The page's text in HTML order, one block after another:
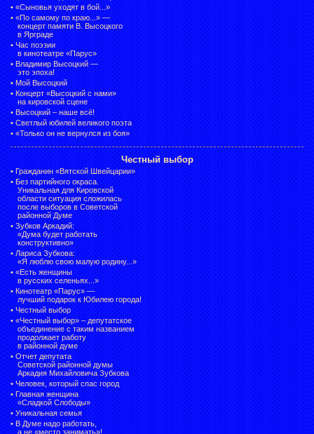
• «Сыновья уходят в бой...»
• «По самому по краю...» —
концерт памяти В. Высоцкого
в Ярграде
• Час поэзии
в кинотеатре «Парус»
• Владимир Высоцкий —
это эпоха!
• Мой Высоцкий
• Концерт «Высоцкий с нами»
на кировской сцене
• Высоцкий – наше всё!
• Светлый юбилей великого поэта
• «Только он не вернулся из боя»
Честный выбор
• Гражданин «Вятской Швейцарии»
• Без партийного окраса.
Уникальная для Кировской
области ситуация сложилась
после выборов в Советской
районной Думе
• Зубков Аркадий:
«Дума будет работать
конструктивно»
• Лариса Зубкова:
«Я люблю свою малую родину...»
• «Есть женщины
в русских селеньях...»
• Кинотеатр «Парус» —
лучший подарок к Юбилею города!
• Честный выбор
• «Честный выбор» – депутатское
объединение с таким названием
продолжает работу
в районной думе
• Отчет депутата
Советской районной думы
Аркадия Михайловича Зубкова
• Человек, который спас город
• Главная женщина
«Сладкой Слободы»
• Уникальная семья
• В Думе надо работать,
а не «место занимать»!